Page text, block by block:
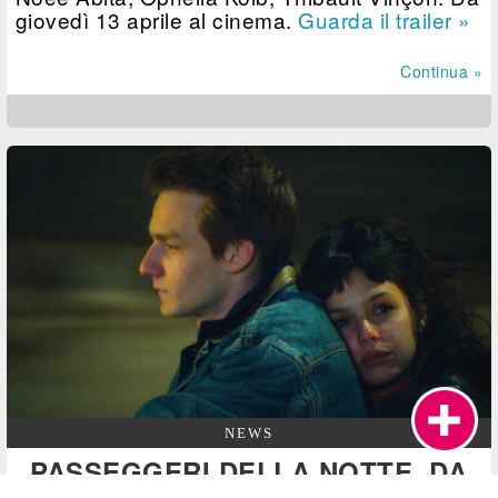
giovedì 13 aprile al cinema. Guarda il trailer »
Continua »
NEWS
PASSEGGERI DELLA NOTTE, DA